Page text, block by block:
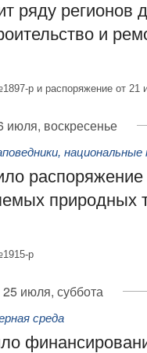
ряду регионов
и
р и распоряжение от
июля, воскресенье
национальные
природных
р
25 июля, суббота
среда